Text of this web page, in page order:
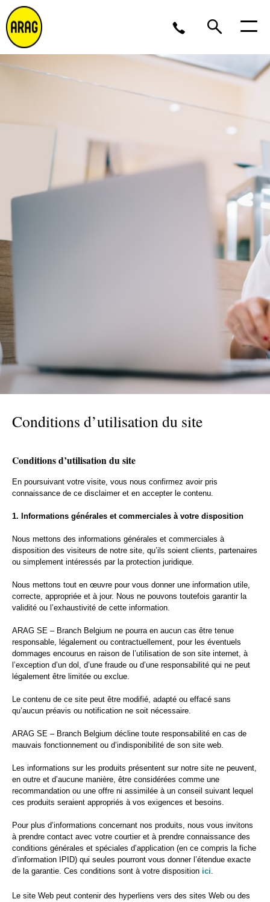
02 643 12 11
Conditions d’utilisation du site
Conditions d’utilisation du site
En poursuivant votre visite, vous nous confirmez avoir pris
connaissance de ce disclaimer et en accepter le contenu.
1. Informations générales et commerciales à votre disposition
Nous mettons des informations générales et commerciales à
disposition des visiteurs de notre site, qu’ils soient clients, partenaires
ou simplement intéressés par la protection juridique.
Nous mettons tout en œuvre pour vous donner une information utile,
correcte, appropriée et à jour. Nous ne pouvons toutefois garantir la
validité ou l’exhaustivité de cette information.
ARAG SE – Branch Belgium ne pourra en aucun cas être tenue
responsable, légalement ou contractuellement, pour les éventuels
dommages encourus en raison de l’utilisation de son site internet, à
l’exception d’un dol, d’une fraude ou d’une responsabilité qui ne peut
légalement être limitée ou exclue.
Le contenu de ce site peut être modifié, adapté ou effacé sans
qu’aucun préavis ou notification ne soit nécessaire.
ARAG SE – Branch Belgium décline toute responsabilité en cas de
mauvais fonctionnement ou d’indisponibilité de son site web.
Les informations sur les produits présentent sur notre site ne peuvent,
en outre et d’aucune manière, être considérées comme une
recommandation ou une offre ni assimilée à un conseil suivant lequel
ces produits seraient appropriés à vos exigences et besoins.
Pour plus d’informations concernant nos produits, nous vous invitons
à prendre contact avec votre courtier et à prendre connaissance des
conditions générales et spéciales d’application (en ce compris la fiche
d’information IPID) qui seules pourront vous donner l’étendue exacte
de la garantie. Ces conditions sont à votre disposition ici.
Le site Web peut contenir des hyperliens vers des sites Web ou des